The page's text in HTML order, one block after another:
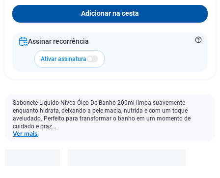
Adicionar na cesta
Assinar recorrência
Ativar assinatura
Sabonete Líquido Nivea Óleo De Banho 200ml limpa suavemente
enquanto hidrata, deixando a pele macia, nutrida e com um toque
aveludado. Perfeito para transformar o banho em um momento de
cuidado e praz...
Ver mais